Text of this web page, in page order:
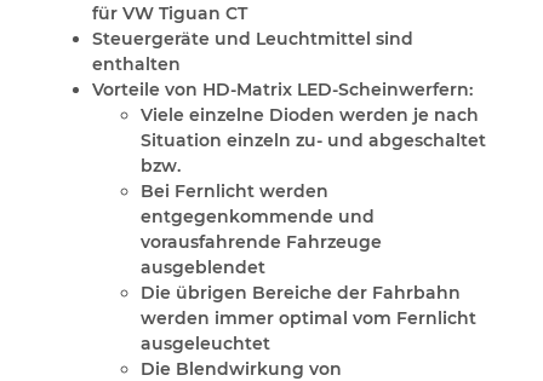
für VW Tiguan CT
Steuergeräte und Leuchtmittel sind
enthalten
Vorteile von HD-Matrix LED-Scheinwerfern:
Viele einzelne Dioden werden je nach
Situation einzeln zu- und abgeschaltet
bzw.
Bei Fernlicht werden
entgegenkommende und
vorausfahrende Fahrzeuge
ausgeblendet
Die übrigen Bereiche der Fahrbahn
werden immer optimal vom Fernlicht
ausgeleuchtet
Die Blendwirkung von